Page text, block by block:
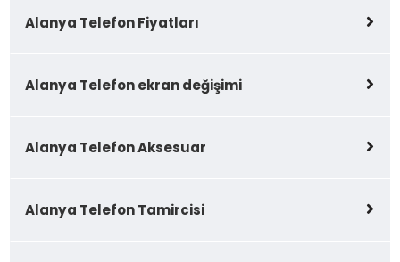
Alanya Telefon Fiyatları
Alanya Telefon ekran değişimi
Alanya Telefon Aksesuar
Alanya Telefon Tamircisi